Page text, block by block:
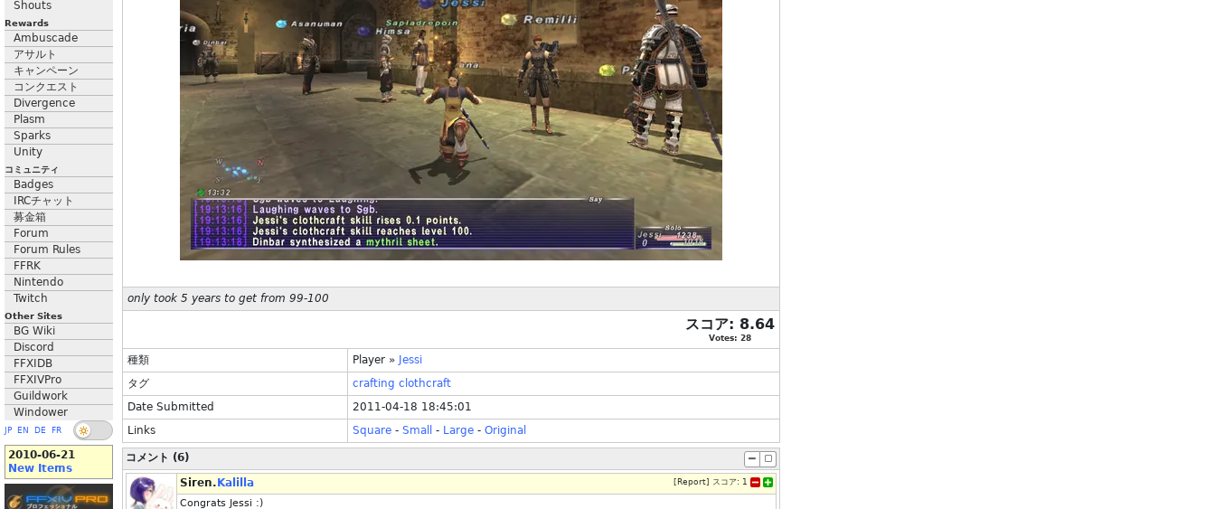
Shouts
Rewards
Ambuscade
アサルト
キャンペーン
コンクエスト
Divergence
Plasm
Sparks
Unity
コミュニティ
Badges
IRCチャット
募金箱
Forum
Forum Rules
FFRK
Nintendo
Twitch
Other Sites
BG Wiki
Discord
FFXIDB
FFXIVPro
Guildwork
Windower
JP EN DE FR
2010-06-21
New Items
only took 5 years to get from 99-100
スコア: 8.64
Votes: 28
種類 Player » Jessi
タグ
crafting clothcraft
Date Submitted
2011-04-18 18:45:01
Links
Square - Small - Large - Original
コメント (6)
Siren. Kalilla [ Report] スコア: 1
Congrats Jessi :)